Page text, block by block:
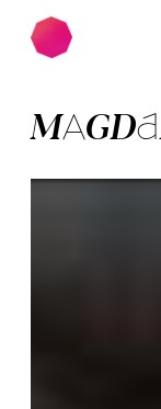
Zum Hauptinhalt